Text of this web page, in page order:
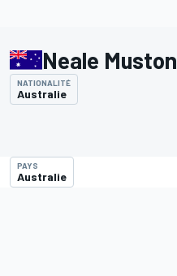
Neale Muston
NATIONALITÉ
Australie
PAYS
Australie